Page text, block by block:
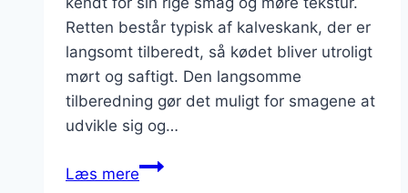
Retten består typisk af kalveskank, der er
langsomt tilberedt, så kødet bliver utroligt
mørt og saftigt. Den langsomme
tilberedning gør det muligt for smagene at
udvikle sig og…
Læs mereLangsom